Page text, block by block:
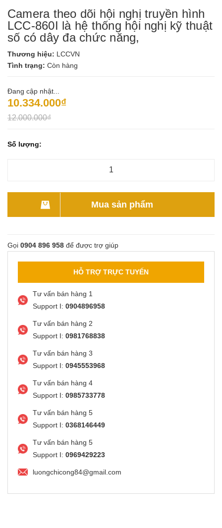
Camera theo dõi hội nghị truyền hình
LCC-860I là hệ thống hội nghị kỹ thuật
số có dây đa chức năng,
Thương hiệu: LCCVN
Tình trạng: Còn hàng
Đang cập nhật...
10.334.000₫
12.000.000₫
Số lượng:
Mua sản phẩm
Gọi 0904 896 958 để được trợ giúp
HỖ TRỢ TRỰC TUYẾN
Tư vấn bán hàng 1
Support I: 0904896958
Tư vấn bán hàng 2
Support I: 0981768838
Tư vấn bán hàng 3
Support I: 0945553968
Tư vấn bán hàng 4
Support I: 0985733778
Tư vấn bán hàng 5
Support I: 0368146449
Tư vấn bán hàng 5
Support I: 0969429223
luongchicong84@gmail.com